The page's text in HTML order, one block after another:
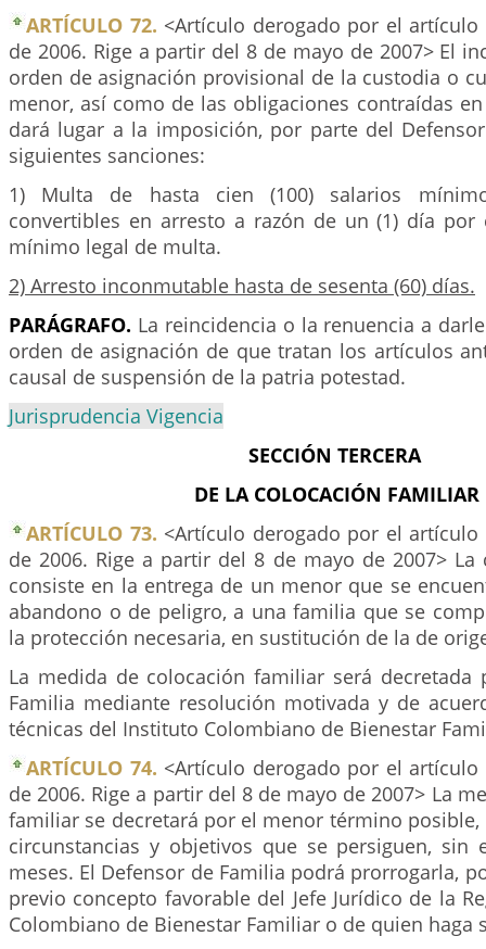
ARTÍCULO 72. <Artículo derogado por el artículo
de 2006. Rige a partir del 8 de mayo de 2007> El
orden de asignación provisional de la custodia o
menor, así como de las obligaciones contraídas
dará lugar a la imposición, por parte del
siguientes sanciones:
1) Multa de hasta cien (100) salarios
convertibles en arresto a razón de un (1) día por
mínimo legal de multa.
2) Arresto inconmutable hasta de sesenta (60) días.
PARÁGRAFO. La reincidencia o la renuencia a
orden de asignación de que tratan los artículos
causal de suspensión de la patria potestad.
Jurisprudencia Vigencia
SECCIÓN TERCERA
DE LA COLOCACIÓN FAMILIAR
ARTÍCULO 73. <Artículo derogado por el artículo
de 2006. Rige a partir del 8 de mayo de 2007>
consiste en la entrega de un menor que se
abandono o de peligro, a una familia que se
la protección necesaria, en sustitución de la de
La medida de colocación familiar será decretada
Familia mediante resolución motivada y de
técnicas del Instituto Colombiano de Bienestar
ARTÍCULO 74. <Artículo derogado por el artículo
de 2006. Rige a partir del 8 de mayo de 2007> La
familiar se decretará por el menor término posible,
circunstancias y objetivos que se persiguen, sin
meses. El Defensor de Familia podrá prorrogarla,
previo concepto favorable del Jefe Jurídico de la
Colombiano de Bienestar Familiar o de quien haga